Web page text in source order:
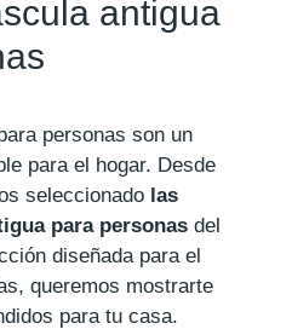
antigua
personas son un
para el hogar. Desde
seleccionado las
para personas del
diseñada para el
queremos mostrarte
para tu casa.